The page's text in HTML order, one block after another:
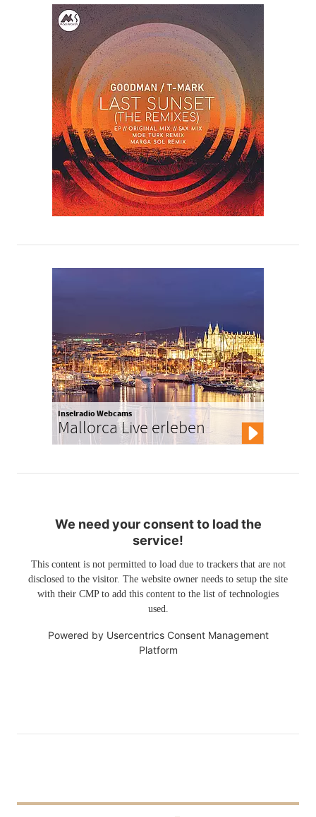
Inselradio Webcams
Mallorca Live erleben
We need your consent to load the
service!
This content is not permitted to load due to trackers that are not
disclosed to the visitor. The website owner needs to setup the site
with their CMP to add this content to the list of technologies
used.
Powered by Usercentrics Consent Management
Platform